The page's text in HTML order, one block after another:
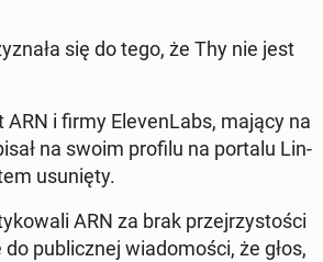
się do tego, że Thy nie jest
i firmy Ele­ven­Labs, mający na
na swoim profilu na portalu Lin­
usu­nię­ty.
ARN za brak przej­rzy­sto­ści
pu­blicz­nej wia­do­mo­ści, że głos,